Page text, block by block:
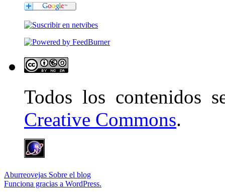
Todos los contenidos
Creative Commons.
Aburreovejas Sobre el blog
Funciona gracias a WordPress.